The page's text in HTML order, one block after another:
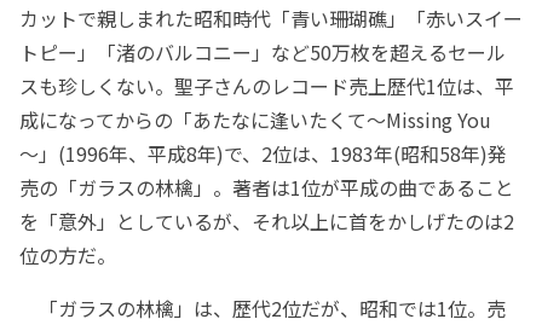
カットで親しまれた昭和時代「青い珊瑚礁」「赤いスイー
トピー」「渚のバルコニー」など50万枚を超えるセール
スも珍しくない。聖子さんのレコード売上歴代1位は、平
成になってからの「あたなに逢いたくて～Missing You
～」(1996年、平成8年)で、2位は、1983年(昭和58年)発
売の「ガラスの林檎」。著者は1位が平成の曲であること
を「意外」としているが、それ以上に首をかしげたのは2
位の方だ。
「ガラスの林檎」は、歴代2位だが、昭和では1位。売